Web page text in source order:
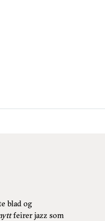
blad og
feirer jazz som